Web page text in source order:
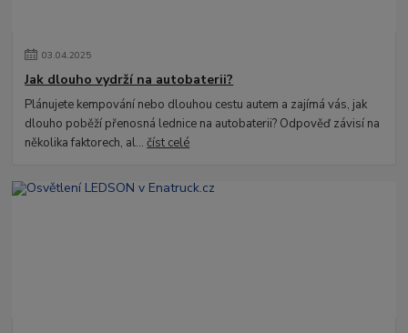
03.04.2025
Jak dlouho vydrží na autobaterii?
Plánujete kempování nebo dlouhou cestu autem a zajímá vás, jak
dlouho poběží přenosná lednice na autobaterii? Odpověď závisí na
několika faktorech, al...číst celé